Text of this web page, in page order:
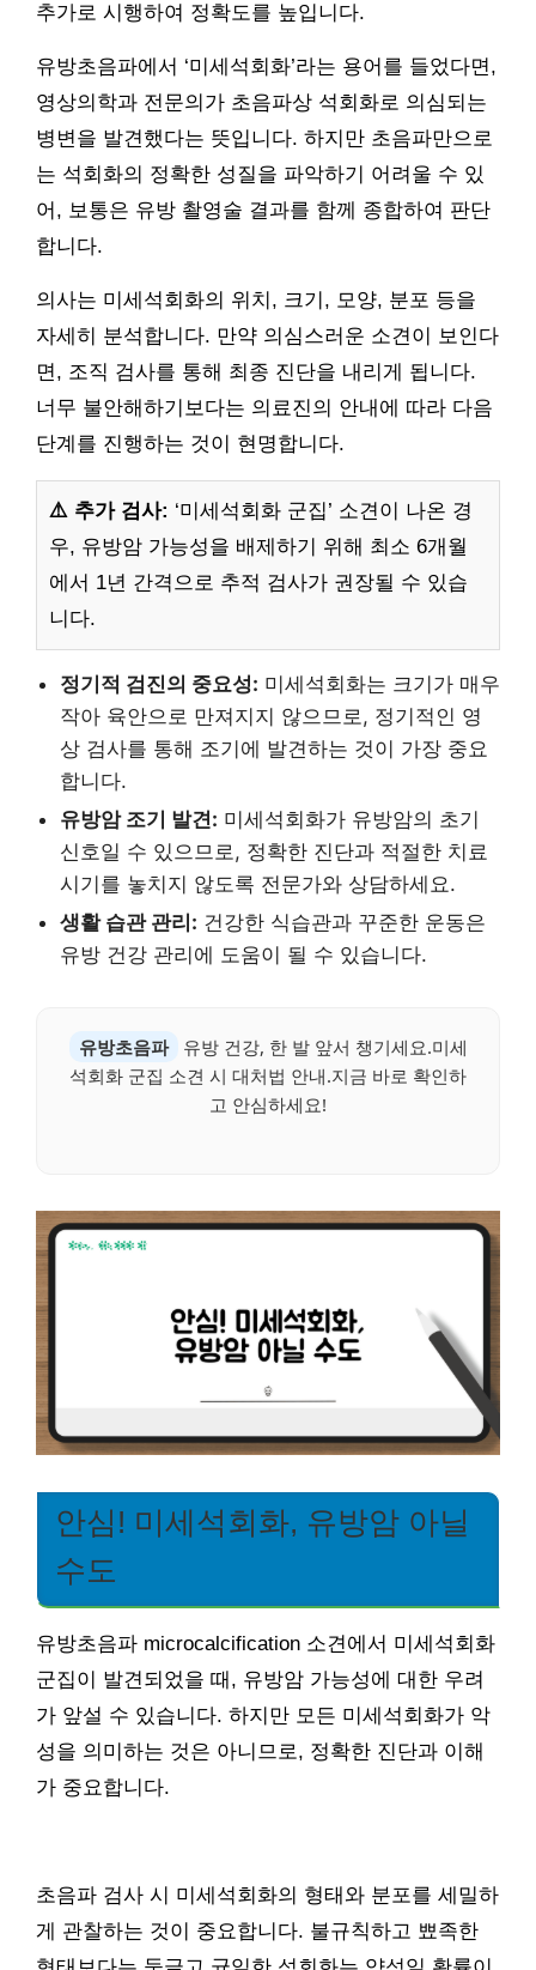
추가로 시행하여 정확도를 높입니다.
유방초음파에서 ‘미세석회화’라는 용어를 들었다면,
영상의학과 전문의가 초음파상 석회화로 의심되는
병변을 발견했다는 뜻입니다. 하지만 초음파만으로
는 석회화의 정확한 성질을 파악하기 어려울 수 있
어, 보통은 유방 촬영술 결과를 함께 종합하여 판단
합니다.
의사는 미세석회화의 위치, 크기, 모양, 분포 등을
자세히 분석합니다. 만약 의심스러운 소견이 보인다
면, 조직 검사를 통해 최종 진단을 내리게 됩니다.
너무 불안해하기보다는 의료진의 안내에 따라 다음
단계를 진행하는 것이 현명합니다.
⚠️ 추가 검사: ‘미세석회화 군집’ 소견이 나온 경
우, 유방암 가능성을 배제하기 위해 최소 6개월
에서 1년 간격으로 추적 검사가 권장될 수 있습
니다.
정기적 검진의 중요성: 미세석회화는 크기가 매우
작아 육안으로 만져지지 않으므로, 정기적인 영
상 검사를 통해 조기에 발견하는 것이 가장 중요
합니다.
유방암 조기 발견: 미세석회화가 유방암의 초기
신호일 수 있으므로, 정확한 진단과 적절한 치료
시기를 놓치지 않도록 전문가와 상담하세요.
생활 습관 관리: 건강한 식습관과 꾸준한 운동은
유방 건강 관리에 도움이 될 수 있습니다.
유방초음파
유방 건강, 한 발 앞서 챙기세요.미세
석회화 군집 소견 시 대처법 안내.지금 바로 확인하
고 안심하세요!
안심! 미세석회화, 유방암 아닐
수도
유방초음파 microcalcification 소견에서 미세석회화
군집이 발견되었을 때, 유방암 가능성에 대한 우려
가 앞설 수 있습니다. 하지만 모든 미세석회화가 악
성을 의미하는 것은 아니므로, 정확한 진단과 이해
가 중요합니다.
초음파 검사 시 미세석회화의 형태와 분포를 세밀하
게 관찰하는 것이 중요합니다. 불규칙하고 뾰족한